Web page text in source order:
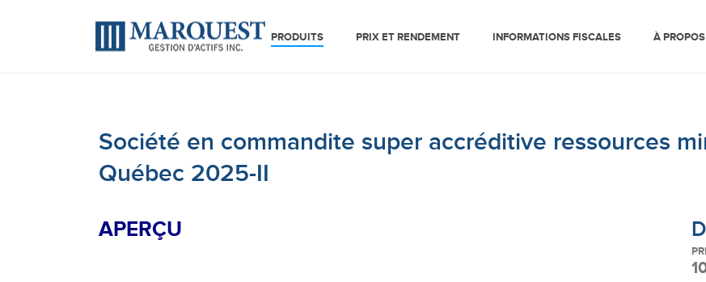
PRODUITS PRIX ET RENDEMENT INFORMATIONS FISCALES À PROPOS
Société en commandite super accréditive ressources
Québec 2025-II
APERÇU